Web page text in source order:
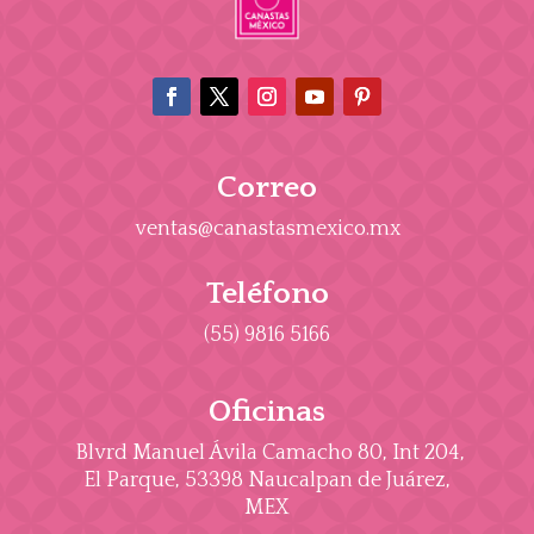
Correo
ventas@canastasmexico.mx
Teléfono
(55) 9816 5166
Oficinas
Blvrd Manuel Ávila Camacho 80, Int 204,
El Parque, 53398 Naucalpan de Juárez,
MEX